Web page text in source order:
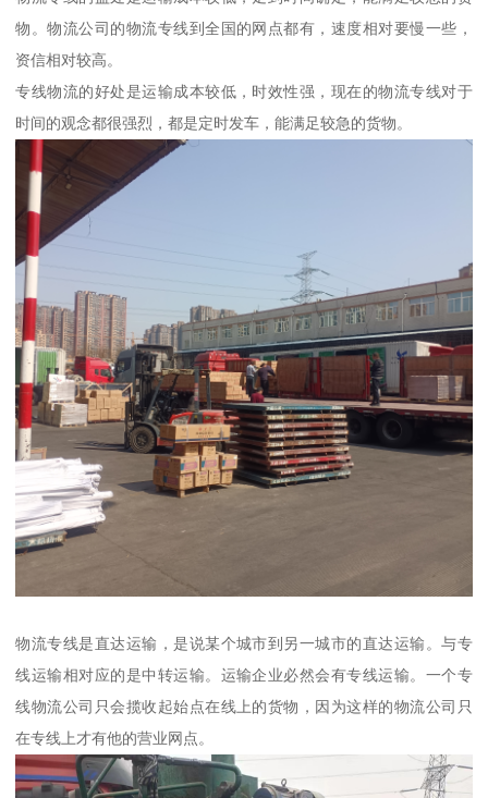
物。物流公司的物流专线到全国的网点都有，速度相对要慢一些，
资信相对较高。
专线物流的好处是运输成本较低，时效性强，现在的物流专线对于
时间的观念都很强烈，都是定时发车，能满足较急的货物。
物流专线是直达运输，是说某个城市到另一城市的直达运输。与专
线运输相对应的是中转运输。运输企业必然会有专线运输。一个专
线物流公司只会揽收起始点在线上的货物，因为这样的物流公司只
在专线上才有他的营业网点。